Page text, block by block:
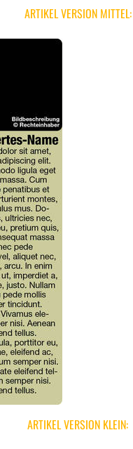
ARTIKEL VERSION MITTEL:
ARTIKEL VERSION KLEIN: